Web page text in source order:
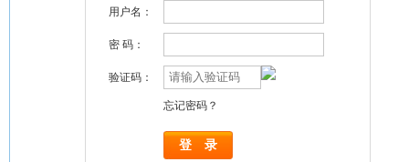
用户名：
密 码：
验证码：
忘记密码？